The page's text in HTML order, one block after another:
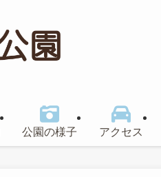
公園の様子 アクセス